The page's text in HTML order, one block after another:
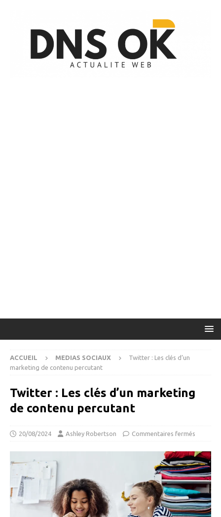
ACCUEIL MEDIAS SOCIAUX
Twitter : Les clés d’un
marketing de contenu percutant
Twitter : Les clés d’un marketing
de contenu percutant
20/08/2024 Ashley Robertson Commentaires fermés